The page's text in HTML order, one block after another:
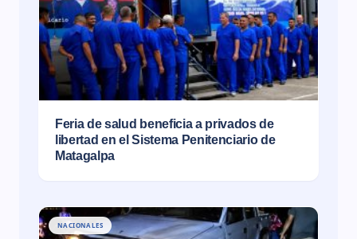
Feria de salud beneficia a privados de
libertad en el Sistema Penitenciario de
Matagalpa
NACIONALES